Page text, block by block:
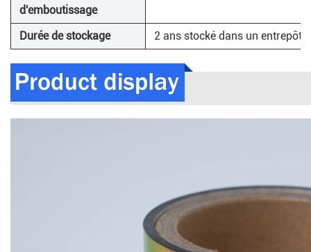
d'emboutissage
Durée de stockage
2 ans stocké dans un entrepôt